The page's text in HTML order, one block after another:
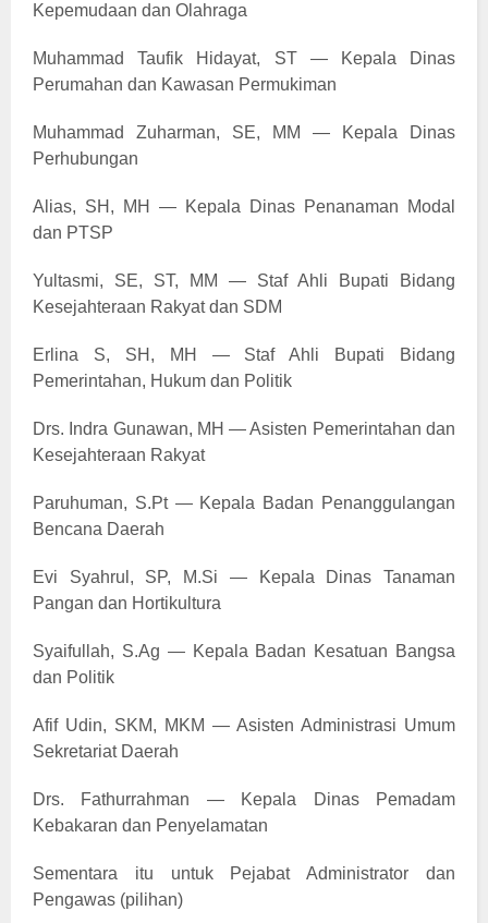
Kepemudaan dan Olahraga
Muhammad Taufik Hidayat, ST — Kepala Dinas
Perumahan dan Kawasan Permukiman
Muhammad Zuharman, SE, MM — Kepala Dinas
Perhubungan
Alias, SH, MH — Kepala Dinas Penanaman Modal
dan PTSP
Yultasmi, SE, ST, MM — Staf Ahli Bupati Bidang
Kesejahteraan Rakyat dan SDM
Erlina S, SH, MH — Staf Ahli Bupati Bidang
Pemerintahan, Hukum dan Politik
Drs. Indra Gunawan, MH — Asisten Pemerintahan dan
Kesejahteraan Rakyat
Paruhuman, S.Pt — Kepala Badan Penanggulangan
Bencana Daerah
Evi Syahrul, SP, M.Si — Kepala Dinas Tanaman
Pangan dan Hortikultura
Syaifullah, S.Ag — Kepala Badan Kesatuan Bangsa
dan Politik
Afif Udin, SKM, MKM — Asisten Administrasi Umum
Sekretariat Daerah
Drs. Fathurrahman — Kepala Dinas Pemadam
Kebakaran dan Penyelamatan
Sementara itu untuk Pejabat Administrator dan
Pengawas (pilihan)